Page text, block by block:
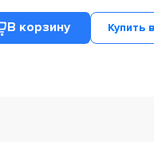
В корзину Купить